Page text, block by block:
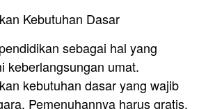
Kebutuhan Dasar
sebagai hal yang
keberlangsungan umat.
kebutuhan dasar yang wajib
Pemenuhannya harus gratis,